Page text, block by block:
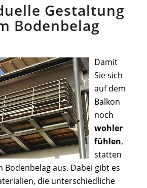
Gestaltung
Bodenbelag
Damit
Sie sich
auf dem
Balkon
noch
wohler
fühlen,
statten
Bodenbelag aus. Dabei gibt es
die unterschiedliche